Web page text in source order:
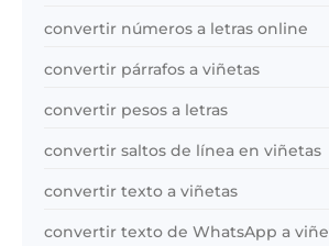
convertir números a letras online
convertir párrafos a viñetas
convertir pesos a letras
convertir saltos de línea en viñetas
convertir texto a viñetas
convertir texto de WhatsApp a